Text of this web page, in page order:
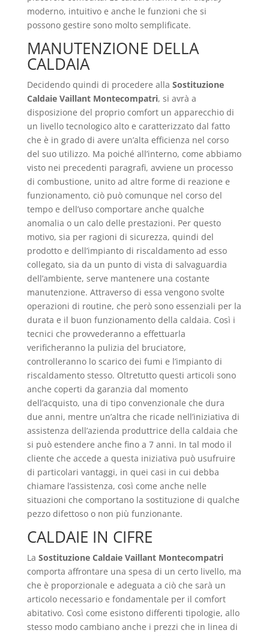
moderno, intuitivo e anche le funzioni che si
possono gestire sono molto semplificate.
MANUTENZIONE DELLA
CALDAIA
Decidendo quindi di procedere alla Sostituzione
Caldaie Vaillant Montecompatri, si avrà a
disposizione del proprio comfort un apparecchio di
un livello tecnologico alto e caratterizzato dal fatto
che è in grado di avere un’alta efficienza nel corso
del suo utilizzo. Ma poiché all’interno, come abbiamo
visto nei precedenti paragrafi, avviene un processo
di combustione, unito ad altre forme di reazione e
funzionamento, ciò può comunque nel corso del
tempo e dell’uso comportare anche qualche
anomalia o un calo delle prestazioni. Per questo
motivo, sia per ragioni di sicurezza, quindi del
prodotto e dell’impianto di riscaldamento ad esso
collegato, sia da un punto di vista di salvaguardia
dell’ambiente, serve mantenere una costante
manutenzione. Attraverso di essa vengono svolte
operazioni di routine, che però sono essenziali per la
durata e il buon funzionamento della caldaia. Così i
tecnici che provvederanno a effettuarla
verificheranno la pulizia del bruciatore,
controlleranno lo scarico dei fumi e l’impianto di
riscaldamento stesso. Oltretutto questi articoli sono
anche coperti da garanzia dal momento
dell’acquisto, una di tipo convenzionale che dura
due anni, mentre un’altra che ricade nell’iniziativa di
assistenza dell’azienda produttrice della caldaia che
si può estendere anche fino a 7 anni. In tal modo il
cliente che accede a questa iniziativa può usufruire
di particolari vantaggi, in quei casi in cui debba
chiamare l’assistenza, così come anche nelle
situazioni che comportano la sostituzione di qualche
pezzo difettoso o non più funzionante.
CALDAIE IN CIFRE
La Sostituzione Caldaie Vaillant Montecompatri
comporta affrontare una spesa di un certo livello, ma
che è proporzionale e adeguata a ciò che sarà un
articolo necessario e fondamentale per il comfort
abitativo. Così come esistono differenti tipologie, allo
stesso modo cambiano anche i prezzi che in linea di